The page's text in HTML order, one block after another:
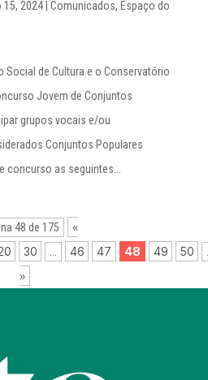
15, 2024| Comunicados, Espaço do
Social de Cultura e o Conservatório
Jovem de Conjuntos
grupos vocais e/ou
Conjuntos Populares
concurso as seguintes...
48 de 175
«
30 46 47 48 49 50
»